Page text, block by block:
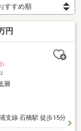
円
2
層
支線 石橋駅 徒歩15分